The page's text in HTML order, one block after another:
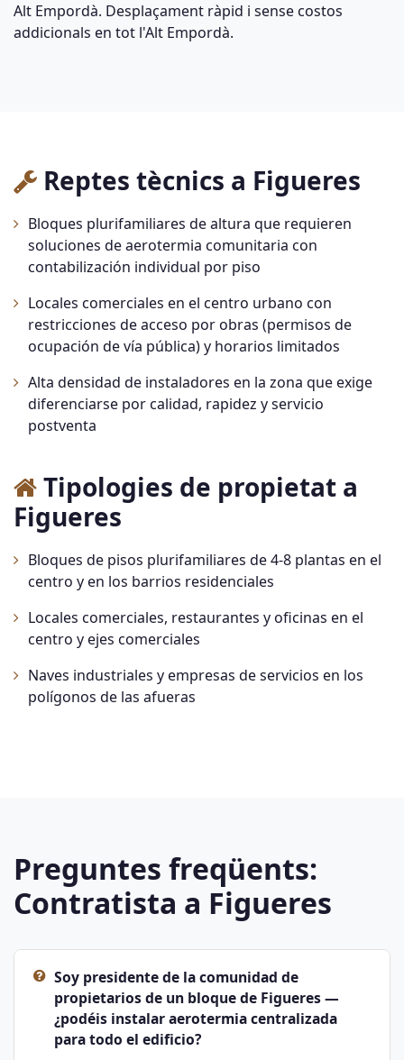
Alt Empordà. Desplaçament ràpid i sense costos
addicionals en tot l'Alt Empordà.
Reptes tècnics a Figueres
Bloques plurifamiliares de altura que requieren
soluciones de aerotermia comunitaria con
contabilización individual por piso
Locales comerciales en el centro urbano con
restricciones de acceso por obras (permisos de
ocupación de vía pública) y horarios limitados
Alta densidad de instaladores en la zona que exige
diferenciarse por calidad, rapidez y servicio
postventa
Tipologies de propietat a
Figueres
Bloques de pisos plurifamiliares de 4-8 plantas en el
centro y en los barrios residenciales
Locales comerciales, restaurantes y oficinas en el
centro y ejes comerciales
Naves industriales y empresas de servicios en los
polígonos de las afueras
Preguntes freqüents:
Contratista a Figueres
Soy presidente de la comunidad de
propietarios de un bloque de Figueres —
¿podéis instalar aerotermia centralizada
para todo el edificio?